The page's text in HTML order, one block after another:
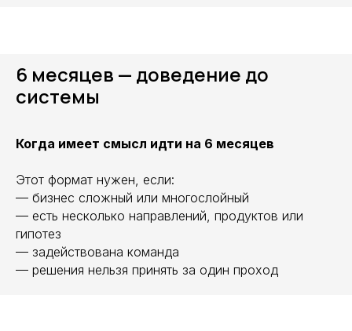
6 месяцев — доведение до
системы
Когда имеет смысл идти на 6 месяцев
Этот формат нужен, если:
— бизнес сложный или многослойный
— есть несколько направлений, продуктов или
гипотез
— задействована команда
— решения нельзя принять за один проход